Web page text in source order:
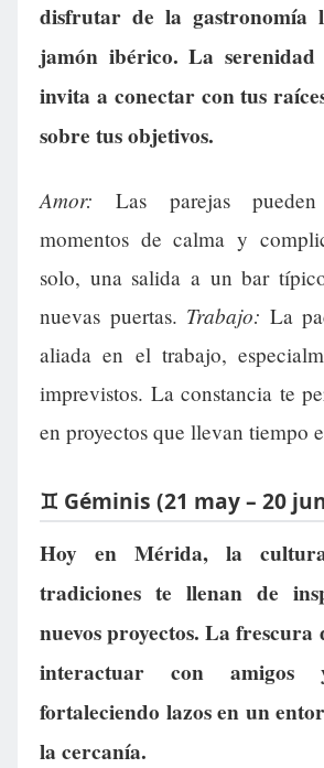
disfrutar de la gastronomía
jamón ibérico. La
invita a conectar con tus
sobre tus objetivos.
Amor: Las parejas
momentos de calma y
solo, una salida a un bar
nuevas puertas. Trabajo: La
aliada en el trabajo,
imprevistos. La constancia te
en proyectos que llevan tiempo
♊ Géminis (21 may – 20
Hoy en Mérida, la
tradiciones te llenan de
nuevos proyectos. La
interactuar con amigos
fortaleciendo lazos en un
la cercanía.